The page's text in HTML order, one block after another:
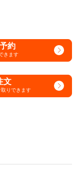
約
きます
文
りできます